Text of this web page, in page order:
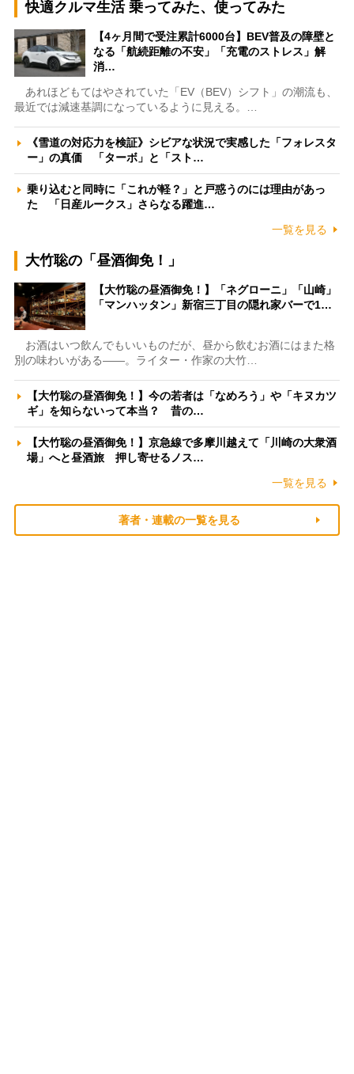
快適クルマ生活 乗ってみた、使ってみた
【4ヶ月間で受注累計6000台】BEV普及の障壁と
なる「航続距離の不安」「充電のストレス」解
消…
あれほどもてはやされていた「EV（BEV）シフト」の潮流も、
最近では減速基調になっているように見える。…
《雪道の対応力を検証》シビアな状況で実感した「フォレスタ
ー」の真価 「ターボ」と「スト…
乗り込むと同時に「これが軽？」と戸惑うのには理由があっ
た 「日産ルークス」さらなる躍進…
一覧を見る
大竹聡の「昼酒御免！」
【大竹聡の昼酒御免！】「ネグローニ」「山崎」
「マンハッタン」新宿三丁目の隠れ家バーで1…
お酒はいつ飲んでもいいものだが、昼から飲むお酒にはまた格
別の味わいがある――。ライター・作家の大竹…
【大竹聡の昼酒御免！】今の若者は「なめろう」や「キヌカツ
ギ」を知らないって本当？ 昔の…
【大竹聡の昼酒御免！】京急線で多摩川越えて「川崎の大衆酒
場」へと昼酒旅 押し寄せるノス…
一覧を見る
著者・連載の一覧を見る